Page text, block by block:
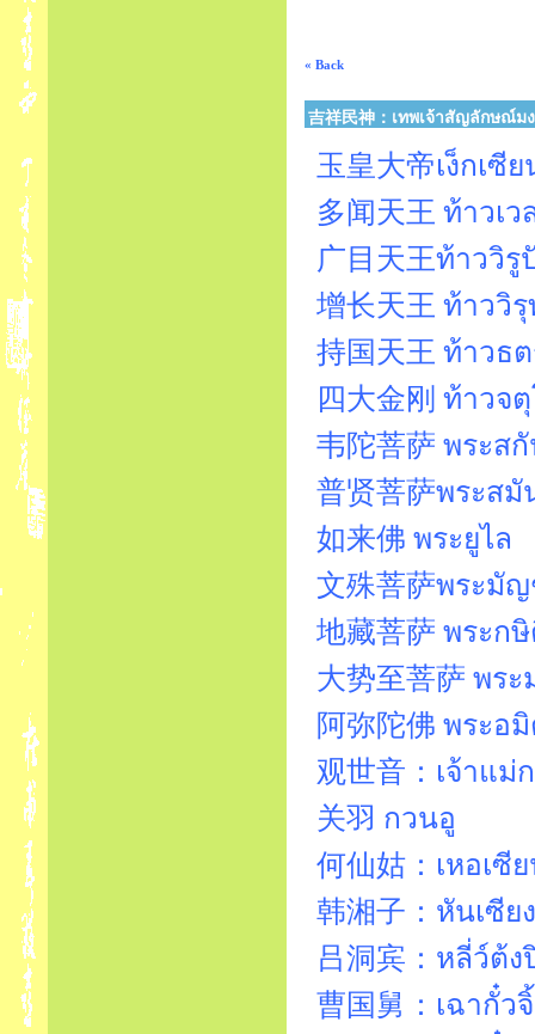
« Back
吉祥民神：เทพเจ้าสัญลักษณ์ม
玉皇大帝เง็กเซี
多闻天王 ท้าวเ
广目天王ท้าววิ
增长天王 ท้าววิ
持国天王 ท้าวธ
四大金刚 ท้าวจ
韦陀菩萨 พระส
普贤菩萨พระส
如来佛 พระยูไล
文殊菩萨พระมั
地藏菩萨 พระก
大势至菩萨 พร
阿弥陀佛 พระอ
观世音：เจ้าแ
关羽 กวนอู
何仙姑：เหอเซี
韩湘子：หันเซีย
吕洞宾：หลี่ว์ต้ง
曹国舅：เฉากั๋ว